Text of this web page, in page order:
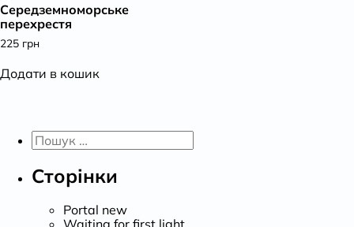
Середземноморське
перехрестя
225 грн
Додати в кошик
Пошук:
Сторінки
Portal new